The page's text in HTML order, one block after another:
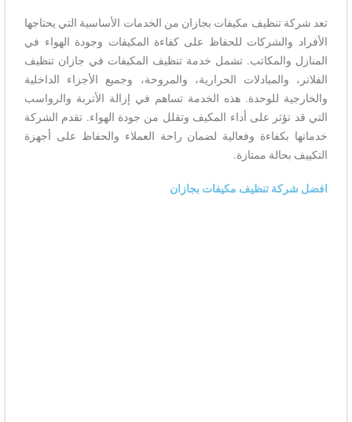
تعد شركة تنظيف مكيفات بجازان من الخدمات الأساسية التي يحتاجها
الأفراد والشركات للحفاظ على كفاءة المكيفات وجودة الهواء في
المنازل والمكاتب. تشمل خدمة تنظيف المكيفات في جازان تنظيف
الفلاتر، والمبادلات الحرارية، والمروحة، وجميع الأجزاء الداخلية
والخارجية للوحدة. هذه الخدمة تساهم في إزالة الأتربة والرواسب
التي قد تؤثر على أداء المكيف وتقلل من جودة الهواء. تقدم الشركة
خدماتها بكفاءة وفعالية لضمان راحة العملاء والحفاظ على أجهزة
التكييف بحالة ممتازة.
افضل شركة تنظيف مكيفات بجازان